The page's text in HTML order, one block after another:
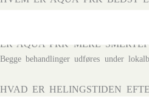
Aqua PRK er særligt velegnet til
ER AQUA PRK MERE
Begge behandlinger udføres under
HVAD ER HELINGSTIDEN